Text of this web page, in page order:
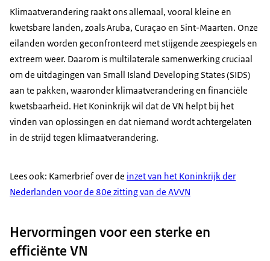
Klimaatverandering raakt ons allemaal, vooral kleine en
kwetsbare landen, zoals Aruba, Curaçao en Sint-Maarten. Onze
eilanden worden geconfronteerd met stijgende zeespiegels en
extreem weer. Daarom is multilaterale samenwerking cruciaal
om de uitdagingen van Small Island Developing States (SIDS)
aan te pakken, waaronder klimaatverandering en financiële
kwetsbaarheid. Het Koninkrijk wil dat de VN helpt bij het
vinden van oplossingen en dat niemand wordt achtergelaten
in de strijd tegen klimaatverandering.
Lees ook: Kamerbrief over de inzet van het Koninkrijk der
Nederlanden voor de 80e zitting van de AVVN
Hervormingen voor een sterke en
efficiënte VN